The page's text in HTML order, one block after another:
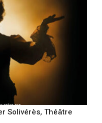
Solivérès, Théâtre